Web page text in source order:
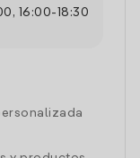
, 16:00- 18:30